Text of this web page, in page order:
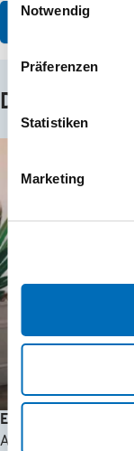
Notwendig
Präferenzen
Statistiken
Marketing
Photovoltaik
Das könnte
Energiespartipps
Aus erneuerbaren